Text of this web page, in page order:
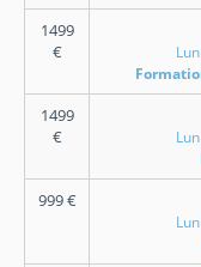
1499
€
1499
€
999€